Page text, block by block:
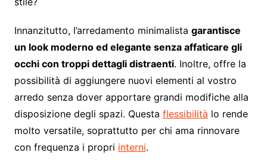
Innanzitutto, l’arredamento minimalista garantisce
un look moderno ed elegante senza affaticare gli
occhi con troppi dettagli distraenti. Inoltre, offre la
possibilità di aggiungere nuovi elementi al vostro
arredo senza dover apportare grandi modifiche alla
disposizione degli spazi. Questa flessibilità lo rende
molto versatile, soprattutto per chi ama rinnovare
con frequenza i propri interni.